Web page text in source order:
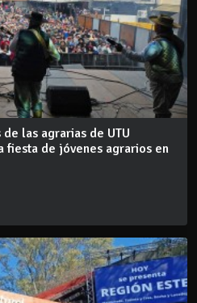
las agrarias de UTU
de jóvenes agrarios en